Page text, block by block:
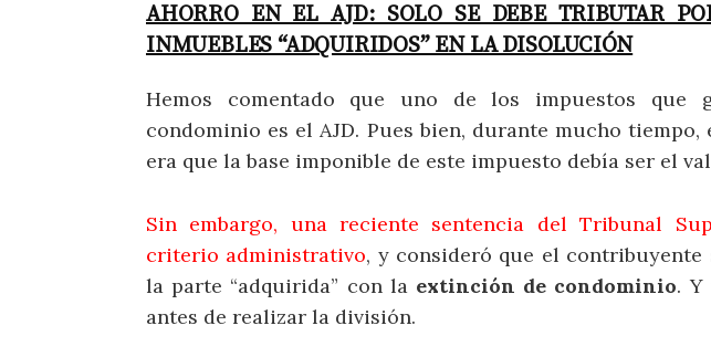
AHORRO EN EL AJD: SOLO SE DEBE TRIBUTAR
INMUEBLES “ADQUIRIDOS” EN LA DISOLUCIÓN
Hemos comentado que uno de los impuestos que
condominio es el AJD. Pues bien, durante mucho
era que la base imponible de este impuesto debía ser el
Sin embargo, una reciente sentencia del Tribunal
criterio administrativo, y consideró que el
la parte “adquirida” con la extinción de condominio. Y
antes de realizar la división.